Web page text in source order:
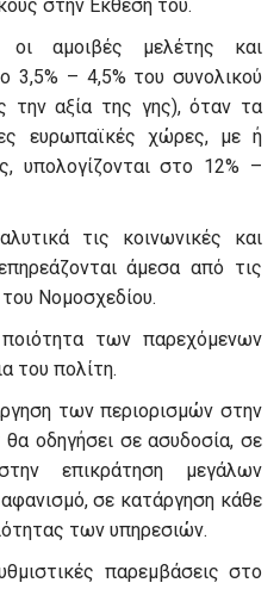
στην Έκθεση του.
αμοιβές μελέτης και
3,5% – 4,5% του συνολικού
την αξία της γης), όταν τα
ευρωπαϊκές χώρες, με ή
υπολογίζονται στο 12% –
τις κοινωνικές και
άμεσα από τις
του Νομοσχεδίου.
των παρεχόμενων
του πολίτη.
των περιορισμών στην
οδηγήσει σε ασυδοσία, σε
επικράτηση μεγάλων
σε κατάργηση κάθε
των υπηρεσιών.
παρεμβάσεις στο